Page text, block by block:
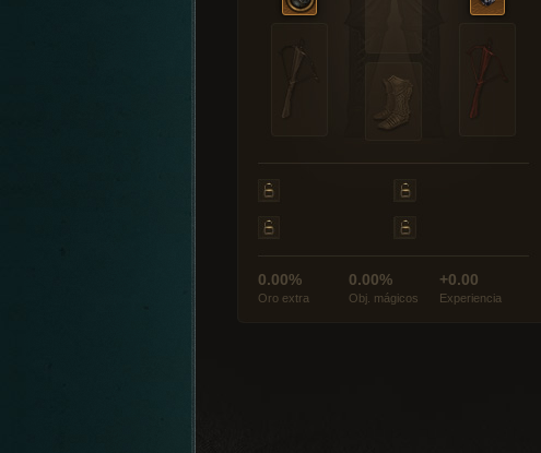
0.00%
Oro extra
0.00%
Obj. mágicos
+0.00
Experiencia